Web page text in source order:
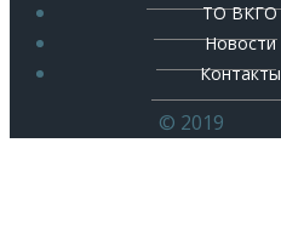
ТО ВКГО
Новости
Контакты
© 2019